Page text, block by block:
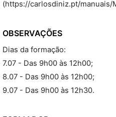
(https://carlosdiniz.pt/manuais/
OBSERVAÇÕES
Dias da formação:
7.07 - Das 9h00 às 12h00;
8.07 - Das 9h00 às 12h00;
9.07 - Das 9h00 às 12h30.